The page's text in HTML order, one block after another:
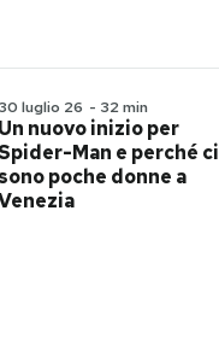
30 luglio 26 - 32 min
Un nuovo inizio per
Man e perché ci
sono poche donne a